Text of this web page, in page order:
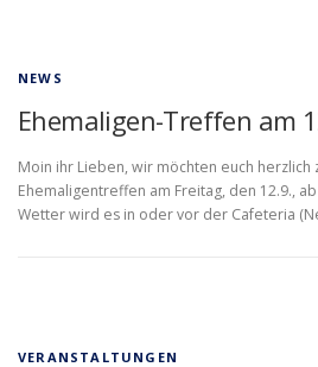
NEWS
Ehemaligen-Treffen am
Moin ihr Lieben, wir möchten euch
Ehemaligentreffen am Freitag, den 12.9.,
Wetter wird es in oder vor der Cafeteria
VERANSTALTUNGEN